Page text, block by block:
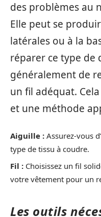
des problèmes au
Elle peut se
latérales ou à la
réparer ce type de
généralement de
un fil adéquat.
et une méthode
Aiguille : Assurez-vous
type de tissu à coudre.
Fil : Choisissez un fil
votre vêtement pour un
Les outils